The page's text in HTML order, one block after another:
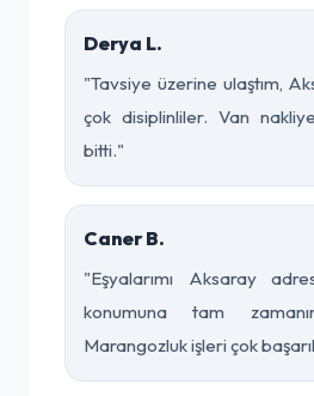
Derya L.
"Tavsiye üzerine ulaştım,
çok disiplinliler. Van
bitti."
Caner B.
"Eşyalarımı Aksaray
konumuna tam
Marangozluk işleri çok